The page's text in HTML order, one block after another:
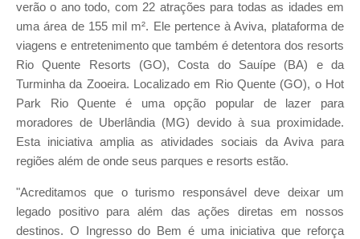
verão o ano todo, com 22 atrações para todas as idades em
uma área de 155 mil m². Ele pertence à Aviva, plataforma de
viagens e entretenimento que também é detentora dos resorts
Rio Quente Resorts (GO), Costa do Sauípe (BA) e da
Turminha da Zooeira. Localizado em Rio Quente (GO), o Hot
Park Rio Quente é uma opção popular de lazer para
moradores de Uberlândia (MG) devido à sua proximidade.
Esta iniciativa amplia as atividades sociais da Aviva para
regiões além de onde seus parques e resorts estão.
"Acreditamos que o turismo responsável deve deixar um
legado positivo para além das ações diretas em nossos
destinos. O Ingresso do Bem é uma iniciativa que reforça